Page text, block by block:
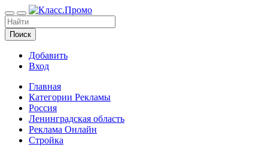
Поиск
Добавить
Вход
Главная
Категории Рекламы
Россия
Ленинградская область
Реклама Онлайн
Стройка